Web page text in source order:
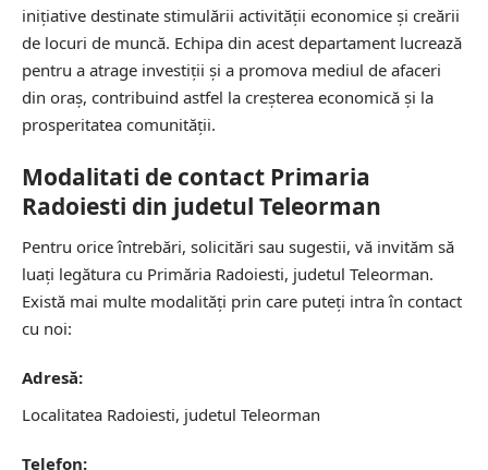
inițiative destinate stimulării activității economice și creării
de locuri de muncă. Echipa din acest departament lucrează
pentru a atrage investiții și a promova mediul de afaceri
din oraș, contribuind astfel la creșterea economică și la
prosperitatea comunității.
Modalitati de contact Primaria
Radoiesti din judetul Teleorman
Pentru orice întrebări, solicitări sau sugestii, vă invităm să
luați legătura cu Primăria Radoiesti, judetul Teleorman.
Există mai multe modalități prin care puteți intra în contact
cu noi:
Adresă:
Localitatea Radoiesti, judetul Teleorman
Telefon: